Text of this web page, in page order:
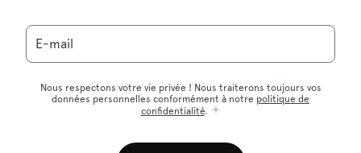
E-mail
Nous respectons votre vie privée ! Nous traiterons toujours vos
données personnelles conformément à notre politique de
confidentialité.